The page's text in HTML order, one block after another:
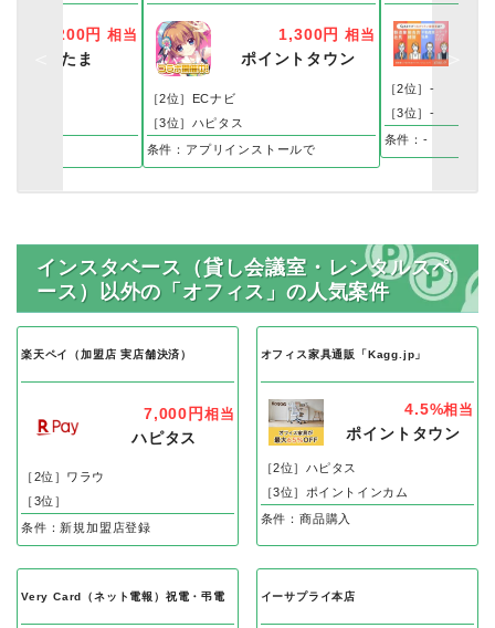
200円 相当
すぐたま
1,300円 相当
ポイントタウン
［2位］ECナビ
［3位］ハピタス
条件：アプリインストールで
［2位］-
［3位］-
条件：-
インスタベース（貸し会議室・レンタルスペ
ース）以外の「オフィス」の人気案件
楽天ペイ（加盟店 実店舗決済）
7,000円 相当
ハピタス
［2位］ワラウ
［3位］
条件：新規加盟店登録
オフィス家具通販「Kagg.jp」
4.5%相当
ポイントタウン
［2位］ハピタス
［3位］ポイントインカム
条件：商品購入
Very Card（ネット電報）祝電・弔電 イーサプライ本店